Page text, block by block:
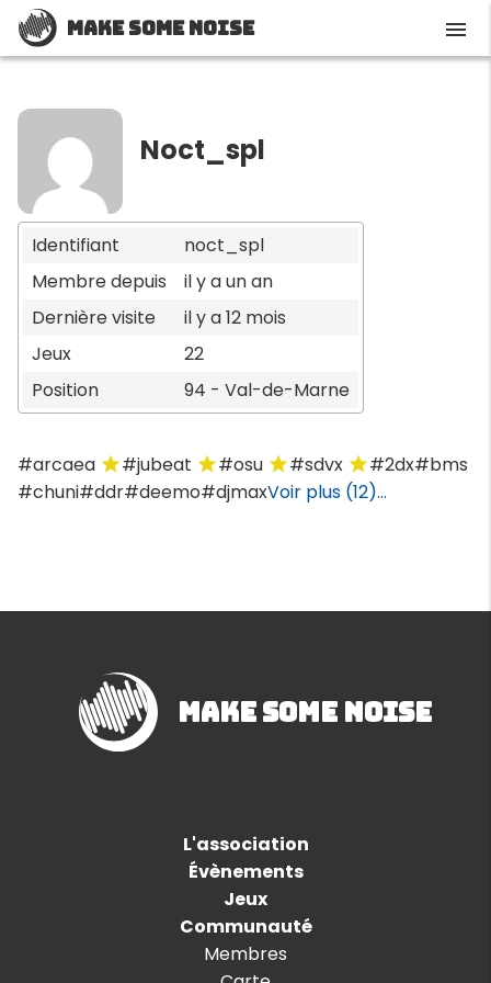
Make Some Noise menu
Noct_spl
Identifiant
noct_spl
Membre depuis
il y a un an
Dernière visite
il y a 12 mois
Jeux
22
Position
94 - Val-de-Marne
#arcaea star#jubeat star#osu star#sdvx star#2dx#bms
#chuni#ddr#deemo#djmaxVoir plus (12)...
Make Some Noise
L'association
Évènements
Jeux
Communauté
Membres